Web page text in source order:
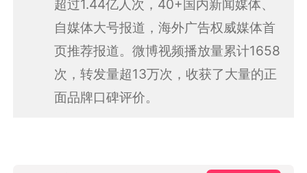
超过1.44亿人次，40+国内新闻媒体、
自媒体大号报道，海外广告权威媒体首
页推荐报道。微博视频播放量累计1658
次，转发量超13万次，收获了大量的正
面品牌口碑评价。